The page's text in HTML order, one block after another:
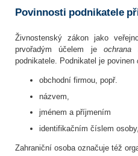
Povinnosti podnikatele
Živnostenský zákon jako
prvořadým účelem je ochrana
podnikatele. Podnikatel je povinen
obchodní firmou, popř.
názvem,
jménem a příjmením
identifikačním číslem osoby,
Zahraniční osoba označuje též